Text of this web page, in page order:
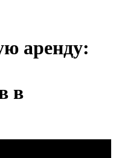
аренду:
в